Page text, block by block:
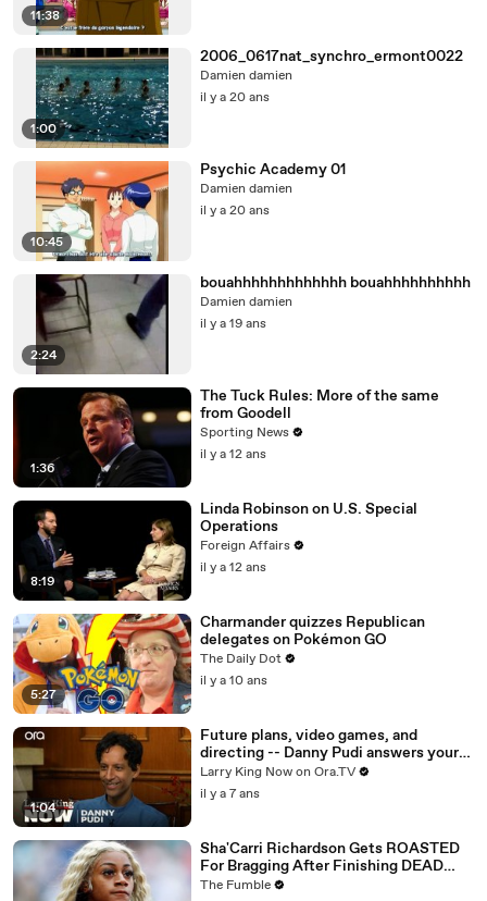
11:38
1:00
2006_0617nat_synchro_ermont0022
Damien damien
il y a 20 ans
10:45
Psychic Academy 01
Damien damien
il y a 20 ans
2:24
bouahhhhhhhhhhhhh bouahhhhhhhhhh
Damien damien
il y a 19 ans
1:36
The Tuck Rules: More of the same
from Goodell
Sporting News
il y a 12 ans
8:19
Linda Robinson on U.S. Special
Operations
Foreign Affairs
il y a 12 ans
5:27
Charmander quizzes Republican
delegates on Pokémon GO
The Daily Dot
il y a 10 ans
1:04
Future plans, video games, and
directing -- Danny Pudi answers your
social media questions
Larry King Now on Ora.TV
il y a 7 ans
Sha'Carri Richardson Gets ROASTED
For Bragging After Finishing DEAD
LAST At Prefontaine Race
The Fumble